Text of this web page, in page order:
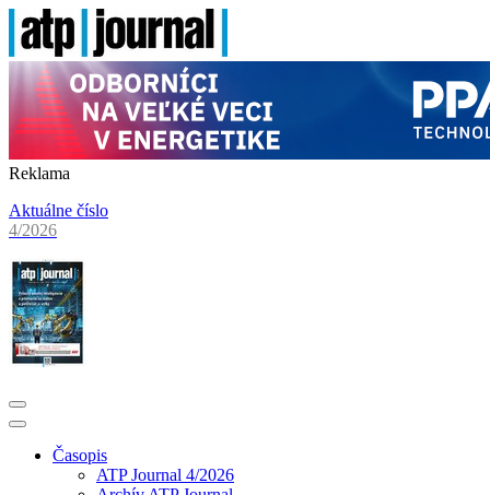
Reklama
Aktuálne číslo
4/2026
Časopis
ATP Journal 4/2026